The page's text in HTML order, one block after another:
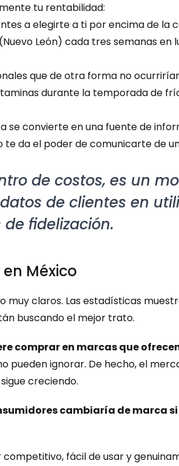
tu rentabilidad:
a elegirte a ti por encima de la
León) cada tres semanas
que de otra forma no
durante la temporada de
se convierte en una fuente de
da el poder de comunicarte de
de costos, es un
de clientes en
fidelización.
México
claros. Las estadísticas
buscando el mejor trato.
comprar en marcas que
pueden ignorar. De hecho, el
creciendo.
cambiaría de marca
fácil de usar y